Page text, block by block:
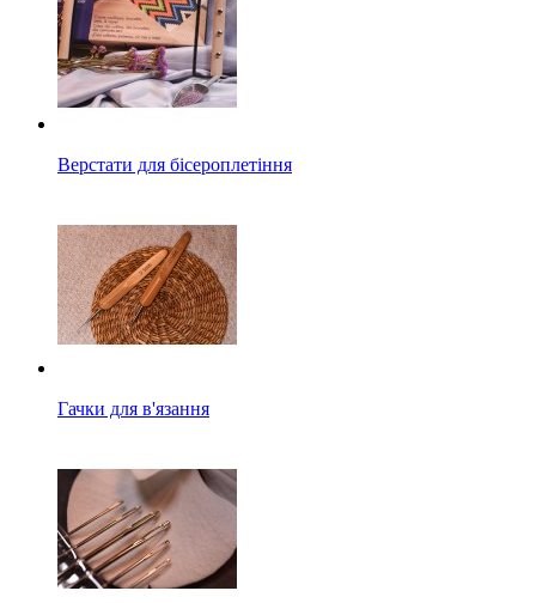
Верстати для бісероплетіння
Гачки для в'язання